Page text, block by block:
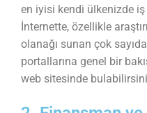
en iyisi kendi ülkenizde
İnternette, özellikle
olanağı sunan çok
portallarına genel bir
web sitesinde